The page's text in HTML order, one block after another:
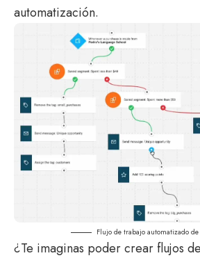
automatización.
Flujo de trabajo automatizado de
¿Te imaginas poder crear flujos